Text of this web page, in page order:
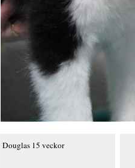
Douglas 15 veckor